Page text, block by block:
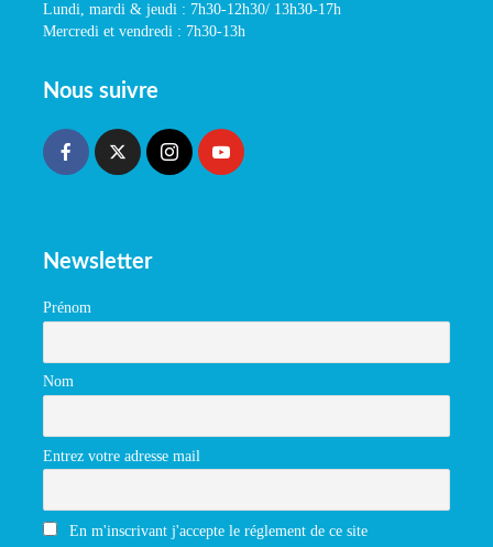
Lundi, mardi & jeudi : 7h30-12h30/ 13h30-17h
Mercredi et vendredi : 7h30-13h
Nous suivre
Newsletter
Prénom
Nom
Entrez votre adresse mail
En m'inscrivant j'accepte le réglement de ce site